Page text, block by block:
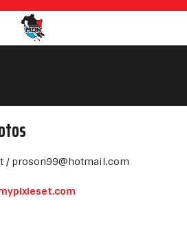
/ proson99@hotmail.com